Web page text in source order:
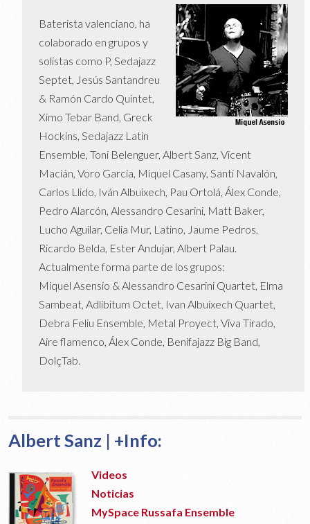
Baterista valenciano, ha
colaborado en grupos y
solistas como P, Sedajazz
Septet, Jesús Santandreu
& Ramón Cardo Quintet,
Ximo Tebar Band, Greck
Hockins, Sedajazz Latin
Ensemble, Toni Belenguer, Albert Sanz, Vicent
Macián, Voro García, Miquel Casany, Santi Navalón,
Carlos Llido, Iván Albuixech, Pau Ortolá, Álex Conde,
Pedro Alarcón, Alessandro Cesarini, Matt Baker,
Lucho Aguilar, Celia Mur, Latino, Jaume Pedros,
Ricardo Belda, Ester Andujar, Albert Palau.
Actualmente forma parte de los grupos:
Miquel Asensio & Alessandro Cesarini Quartet, Elma
Sambeat, Adlibitum Octet, Ivan Albuixech Quartet,
Debra Feliu Ensemble, Metal Proyect, Viva Tirado,
Aire flamenco, Álex Conde, Benifajazz Big Band,
DolçTab.
Albert Sanz | +Info:
Videos
Noticias
MySpace Russafa Ensemble